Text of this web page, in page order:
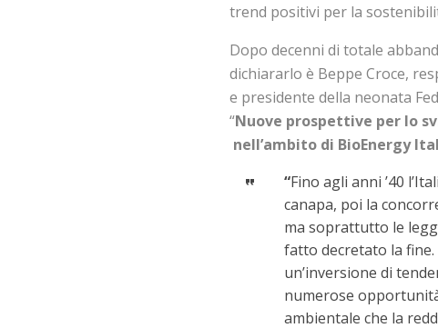
trend positivi per la
Dopo decenni di totale
dichiararlo è Beppe Croce,
e presidente della neonata
“Nuove prospettive per lo
nell’ambito di BioEnergy
“Fino agli anni ’40
canapa, poi la
ma soprattutto le
fatto decretato la
un’inversione di
numerose
ambientale che la